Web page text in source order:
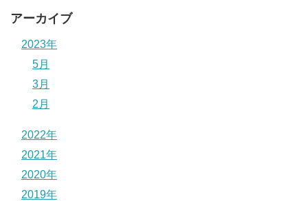
アーカイブ
2023年
5月
3月
2月
2022年
2021年
2020年
2019年